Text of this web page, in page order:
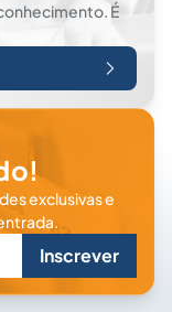
É
exclusivas e
Inscrever